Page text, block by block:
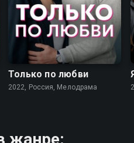
Только по любви
2022, Россия, Мелодрама